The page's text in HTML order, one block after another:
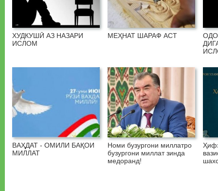
ХУДКУШӢ АЗ НАЗАРИ
ИСЛОМ
МЕҲНАТ ШАРАФ АСТ
ВАҲДАТ - ОМИЛИ БАҚОИ
МИЛЛАТ
Номи бузургони миллатро
бузургони миллат зинда
медоранд!